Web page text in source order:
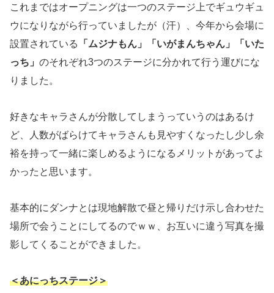
これまではオープニングは一つのステージ上でギュウギュ
ウになりながら行っていましたが（汗）、今年から会場に
設置されている
「ムジナもん」「いがまんちゃん」「いた
っち」 のそれぞれ3つのステージに分かれて行う運びにな
りました。
好きなキャラさんが分散してしまうっていうのはあるけ
ど、人数がばらけてキャラさんも見やすくなったし少し余
裕を持って一緒に楽しめるようになるメリットがあってよ
かったと思います。
基本的にダンナとは現地解散で昼と帰りだけ示し合わせた
場所で会うことにしてるのでｗｗ、お互いに違う写真を撮
影してくることができました。
＜あにっちステージ＞